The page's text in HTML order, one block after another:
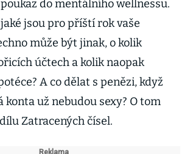
do mentálního wellnessu.
jsou pro příští rok vaše
může být jinak, o kolik
účtech a kolik naopak
A co dělat s penězi, když
konta už nebudou sexy? O tom
Zatracených čísel.